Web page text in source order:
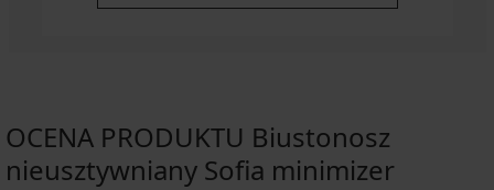
OCENA PRODUKTU Biustonosz
nieusztywniany Sofia minimizer